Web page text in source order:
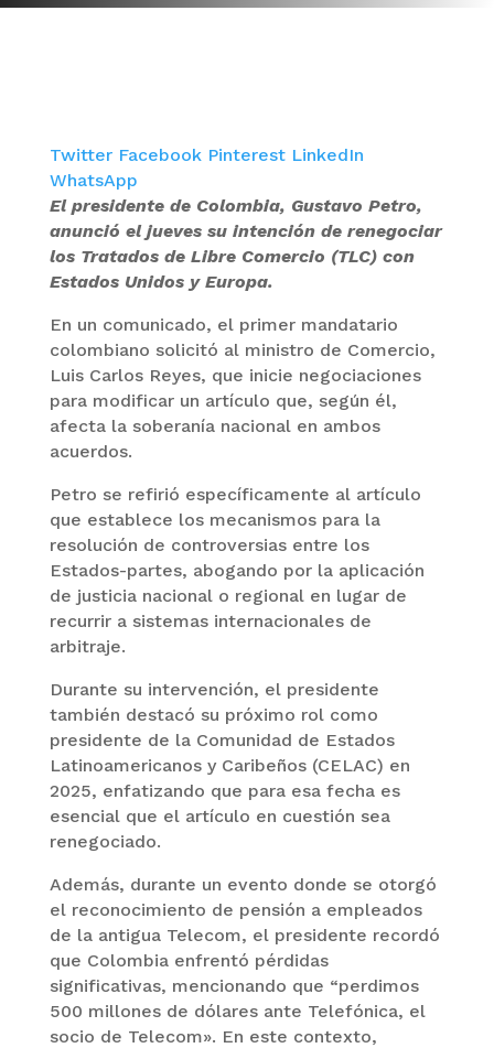
Twitter Facebook Pinterest LinkedIn
WhatsApp
El presidente de Colombia, Gustavo Petro,
anunció el jueves su intención de renegociar
los Tratados de Libre Comercio (TLC) con
Estados Unidos y Europa.
En un comunicado, el primer mandatario
colombiano solicitó al ministro de Comercio,
Luis Carlos Reyes, que inicie negociaciones
para modificar un artículo que, según él,
afecta la soberanía nacional en ambos
acuerdos.
Petro se refirió específicamente al artículo
que establece los mecanismos para la
resolución de controversias entre los
Estados-partes, abogando por la aplicación
de justicia nacional o regional en lugar de
recurrir a sistemas internacionales de
arbitraje.
Durante su intervención, el presidente
también destacó su próximo rol como
presidente de la Comunidad de Estados
Latinoamericanos y Caribeños (CELAC) en
2025, enfatizando que para esa fecha es
esencial que el artículo en cuestión sea
renegociado.
Además, durante un evento donde se otorgó
el reconocimiento de pensión a empleados
de la antigua Telecom, el presidente recordó
que Colombia enfrentó pérdidas
significativas, mencionando que “perdimos
500 millones de dólares ante Telefónica, el
socio de Telecom». En este contexto,